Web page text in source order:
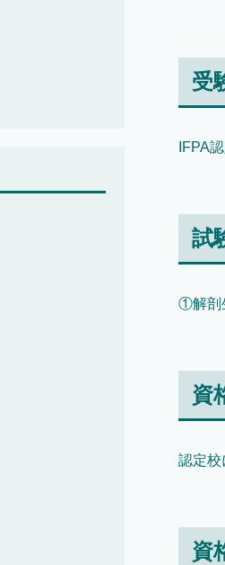
受
IFPA
試
①解剖
資
認定校
資